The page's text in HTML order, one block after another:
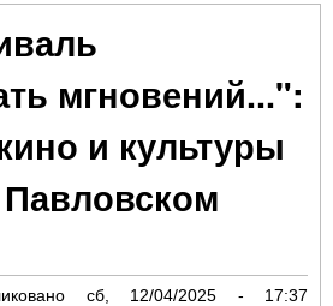
мгновений...":
и культуры
сб, 12/04/2025 - 17:37